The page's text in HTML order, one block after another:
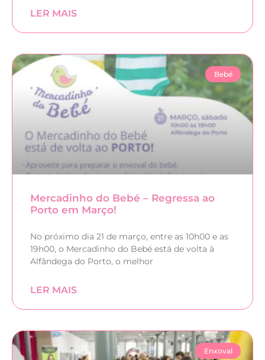
LER MAIS
Bebé
Mercadinho do Bebé – Regressa ao
Porto em Março!
No próximo dia 21 de março, entre as 10h00 e as
19h00, o Mercadinho do Bebé está de volta à
Alfândega do Porto, o melhor
LER MAIS
Enxoval